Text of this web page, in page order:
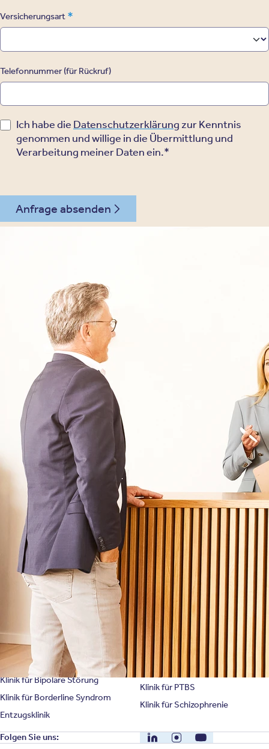
Versicherungsart *
Telefonnummer (für Rückruf)
Ich habe die Datenschutzerklärung zur Kenntnis
genommen und willige in die Übermittlung und
Verarbeitung meiner Daten ein.*
Anfrage absenden
Informationen
Für Patienten
Für Zuweiser
Für Angehörige
Über Oberberg
Kliniken für Kinder & Jugendlichen
Krankheitsbilder & Therapien
Behandlungsfelder
Therapien
Symptome & Beschwerden
Selbsttests
Presse
Bewertungen
Karriere
Unternehmensfakten
Spezialisierte Kliniken
Klinik für Depression
Klinik für Burnout
Klinik für Angststörung
Klinik für Zwangsstörung
Klinik für Persönlichkeitsstörung
Klinik für Bipolare Störung
Klinik für Borderline Syndrom
Entzugsklinik
Suchtklinik
Klinik für Anorexie
Klinik für Erschöpfung
Klinik für Essstörung
Klinik für Mediensucht
Klinik für Psychose
Klinik für PTBS
Klinik für Schizophrenie
Folgen Sie uns: LinkedInInstagramYouTube